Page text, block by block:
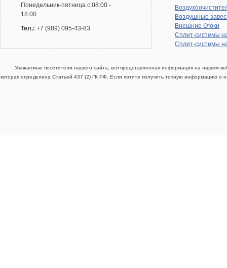
Понедельник-пятница с 08:00 -
18:00
Тел.: +7 (989) 095-43-83
Воздушные
Внешние блоки
Сплит-системы
Сплит-системы
Уважаемые посетители нашего сайта, вся представленная информация на нашем
которая определена Статьей 437 (2) ГК РФ. Если хотите получить точную информацию о